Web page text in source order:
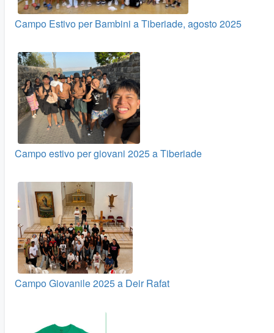
Campo Estivo per Bambini a Tiberiade, agosto 2025
Campo estivo per giovani 2025 a Tiberiade
Campo Giovanile 2025 a Deir Rafat